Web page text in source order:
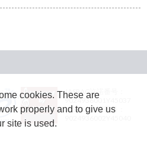
JASRAC許諾番号：
9024936001Y45037
JASRAC許諾番号：
cookies. These are
properly and to give us
site is used.